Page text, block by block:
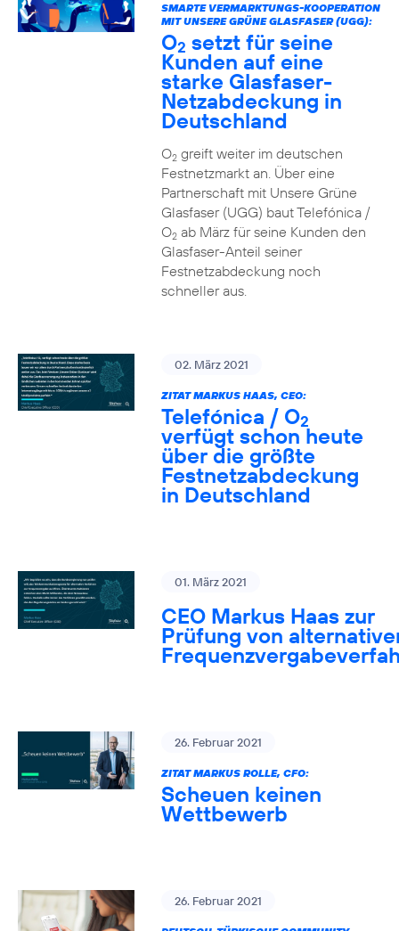
SMARTE VERMARKTUNGS-KOOPERATION
MIT UNSERE GRÜNE GLASFASER (UGG):
O2 setzt für seine
Kunden auf eine
starke Glasfaser-
Netzabdeckung in
Deutschland
O2greift weiter im deutschen
Festnetzmarkt an. Über eine
Partnerschaft mit Unsere Grüne
Glasfaser (UGG) baut Telefónica /
O2ab März für seine Kunden den
Glasfaser-Anteil seiner
Festnetzabdeckung noch
schneller aus.
02. März 2021
ZITAT MARKUS HAAS, CEO:
Telefónica / O2
verfügt schon heute
über die größte
Festnetzabdeckung
in Deutschland
01. März 2021
CEO Markus Haas zur
Prüfung von
26. Februar 2021
ZITAT MARKUS ROLLE, CFO:
Scheuen keinen
Wettbewerb
26. Februar 2021